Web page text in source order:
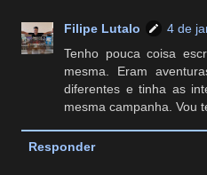
Filipe Lutalo
4 de
Tenho pouca coisa
mesma. Eram
diferentes e tinha as
mesma campanha. Vou
Responder